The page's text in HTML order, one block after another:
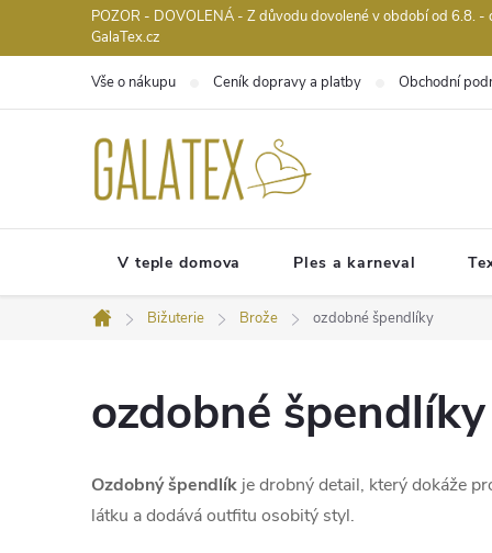
POZOR - DOVOLENÁ - Z důvodu dovolené v období od 6.8.
GalaTex.cz
Vše o nákupu Ceník dopravy a platby Obchodní
V teple domova Ples a karneval
Domů
Bižuterie Brože ozdobné špendlíky
ozdobné špendlíky
Ozdobný špendlík je drobný detail, který dokáže
látku a dodává outfitu osobitý styl.